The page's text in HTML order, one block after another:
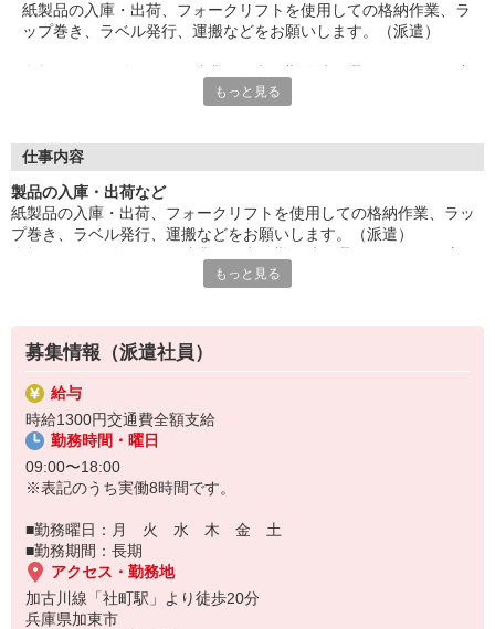
紙製品の入庫・出荷、フォークリフトを使用しての格納作業、ラ
ップ巻き、ラベル発行、運搬などをお願いします。（派遣）
■お友達紹介キャンペーン！デジタルギフト3000円分プレゼント
『テクノ・サービス』は、派遣業界大手スタッフサービスグルー
プです。
全国にあるお仕事の中から、一人ひとりのスキルや希望条件に応
じたお仕事をご案内します。
登録方法は、【オンライン】【電話】【登録会来場】の3つから
選べます♪
★★履歴書・証明写真は不要！★★
また、ご登録済の方はお仕事の紹介がスムーズです。
ご応募お待ちしています。
もっと見る
仕事内容
製品の入庫・出荷など
紙製品の入庫・出荷、フォークリフトを使用しての格納作業、ラッ
プ巻き、ラベル発行、運搬などをお願いします。（派遣）
＊技術が身につきます
もっと見る
募集情報（派遣社員）
給与
時給1300円交通費全額支給
勤務時間・曜日
09:00〜18:00
※表記のうち実働8時間です。
■勤務曜日：月 火 水 木 金 土
■勤務期間：長期
アクセス・勤務地
加古川線「社町駅」より徒歩20分
兵庫県加東市